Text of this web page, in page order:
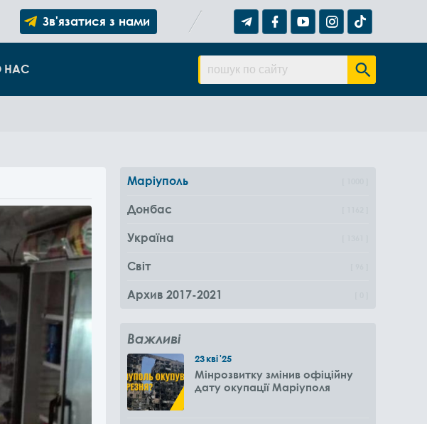
Зв'язатися з нами
НАС
Маріуполь
Донбас
Україна
Світ
Архив 2017-2021
Важливі
23кві'25
Мінрозвитку змінив офіційну
дату окупації Маріуполя